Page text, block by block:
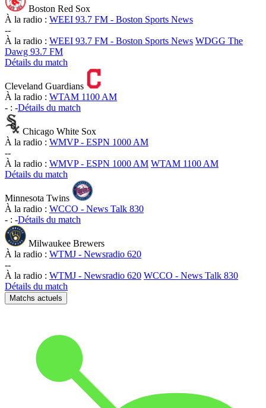
Boston Red Sox
À la radio : WEEI 93.7 FM - Boston Sports News
--
À la radio : WEEI 93.7 FM - Boston Sports News WDGG The
Dawg 93.7 FM
Détails du match
Cleveland Guardians
À la radio : WTAM 1100 AM
- : -Détails du match
Chicago White Sox
À la radio : WMVP - ESPN 1000 AM
--
À la radio : WMVP - ESPN 1000 AM WTAM 1100 AM
Détails du match
Minnesota Twins
À la radio : WCCO - News Talk 830
- : -Détails du match
Milwaukee Brewers
À la radio : WTMJ - Newsradio 620
--
À la radio : WTMJ - Newsradio 620 WCCO - News Talk 830
Détails du match
Matchs actuels